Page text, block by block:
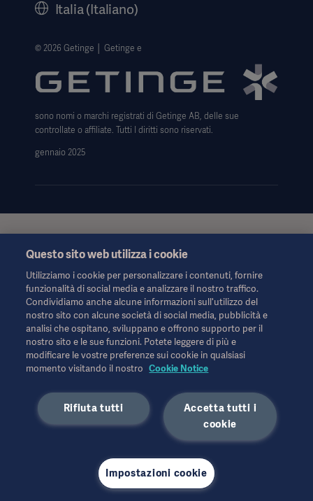
Data Subject Request Form
Trasparenza
Modello 231
Italia (Italiano)
© 2026 Getinge │ Getinge e
sono nomi o marchi registrati di Getinge AB, delle sue
controllate o affiliate. Tutti I diritti sono riservati.
gennaio 2025
sanitari o ad altri professionisti e hanno uno scopo puramente
informativo, non sono esaustive e pertanto non devono essere
considerate una sostituzione delle Istruzioni per l'uso, del
manuale di assistenza o della consulenza medica. Getinge non
si assume alcuna responsabilità per qualsiasi azione o
omissione di terzi basata su questo materiale e l'affidamento è
esclusivamente a rischio dell'utente.
Qualsiasi terapia, soluzione o prodotto menzionato potrebbe
non essere disponibile o consentito nel proprio Paese. Le
in parte, senza l'autorizzazione scritta di Getinge.
Queste informazioni sono destinate a un pubblico internazionale
esclusivamente quelle degli intervistati e non riflettono o
rappresentano necessariamente le opinioni di Getinge.
Questo sito web utilizza i cookie
Utilizziamo i cookie per personalizzare i contenuti, fornire
funzionalità di social media e analizzare il nostro traffico.
Condividiamo anche alcune informazioni sull'utilizzo del
nostro sito con alcune società di social media, pubblicità e
analisi che ospitano, sviluppano e offrono supporto per il
nostro sito e le sue funzioni. Potete leggere di più e
modificare le vostre preferenze sui cookie in qualsiasi
momento visitando il nostro Cookie Notice
Accetta tutti i
cookie
Rifiuta tutti
Impostazioni cookie